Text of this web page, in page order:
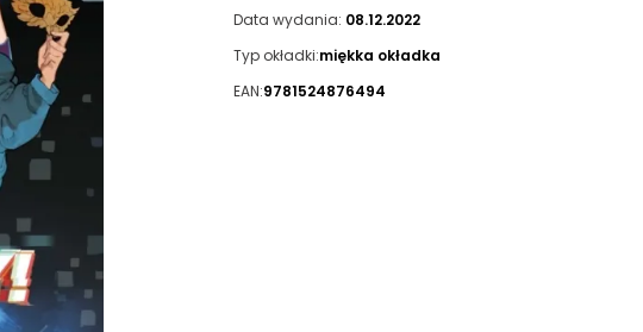
Data wydania: 08.12.2022
Typ okładki:miękka okładka
EAN:9781524876494